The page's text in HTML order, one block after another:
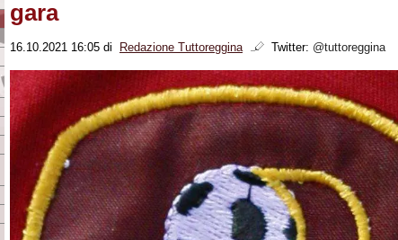
gara
16.10.2021 16:05 di Redazione Tuttoreggina Twitter: @tuttoreggina